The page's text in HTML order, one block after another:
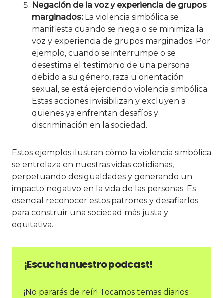
Negación de la voz y experiencia de grupos
marginados:La violencia simbólica se
manifiesta cuando se niega o se minimiza la
voz y experiencia de grupos marginados. Por
ejemplo, cuando se interrumpe o se
desestima el testimonio de una persona
debido a su género, raza u orientación
sexual, se está ejerciendo violencia simbólica.
Estas acciones invisibilizan y excluyen a
quienes ya enfrentan desafíos y
discriminación en la sociedad.
Estos ejemplos ilustran cómo la violencia simbólica
se entrelaza en nuestras vidas cotidianas,
perpetuando desigualdades y generando un
impacto negativo en la vida de las personas. Es
esencial reconocer estos patrones y desafiarlos
para construir una sociedad más justa y
equitativa.
¡Escucha nuestro podcast!
¡No pararás de reír! Tocamos temas diarios